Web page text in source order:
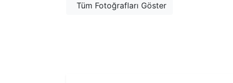
Tüm Fotoğrafları Göster